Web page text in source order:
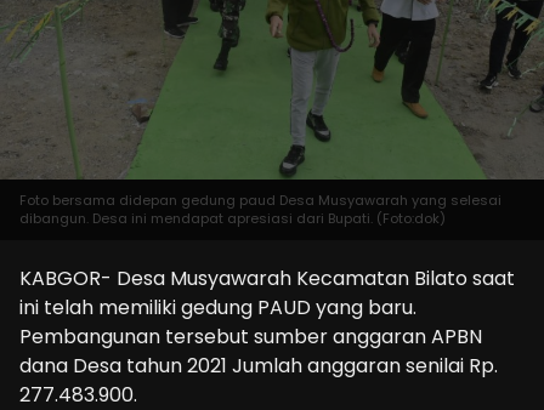
Foto bersama didepan gedung paud Desa Musyawarah yang selesai
dibangun. Desa ini mendapat apresiasi dari Bupati. (Foto:dok)
KABGOR- Desa Musyawarah Kecamatan Bilato saat
ini telah memiliki gedung PAUD yang baru.
Pembangunan tersebut sumber anggaran APBN
dana Desa tahun 2021 Jumlah anggaran senilai Rp.
277.483.900.